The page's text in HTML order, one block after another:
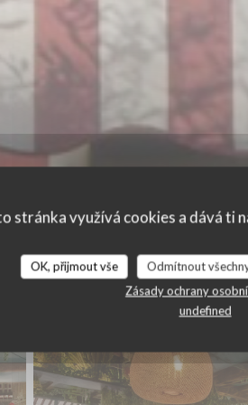
stránka využívá cookies a dává ti
OK, přijmout vše Odmítnout
Zásady ochrany
undefined
Photo